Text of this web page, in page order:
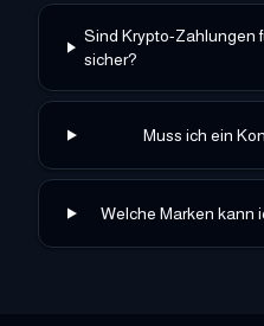
Sind Krypto-Zahlungen
sicher?
Muss ich ein
Welche Marken kann